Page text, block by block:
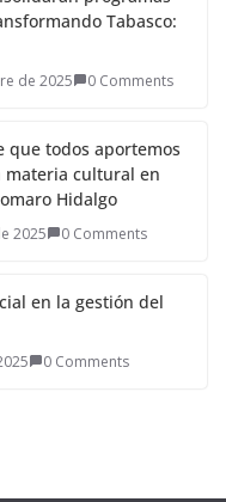
Tabasco:
de 2025 0 Comments
que todos aportemos
materia cultural en
Hidalgo
2025 0 Comments
en la gestión del
0 Comments